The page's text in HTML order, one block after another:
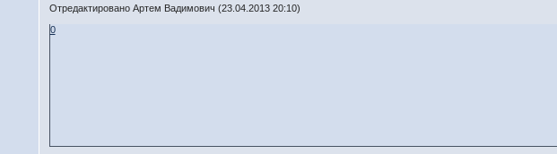
Отредактировано Артем Вадимович (23.04.2013 20:10)
0